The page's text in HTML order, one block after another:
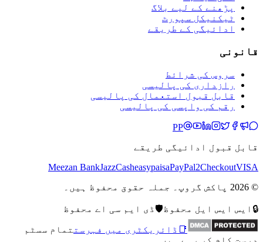
پڑھنے کے لیے بلاگ
ٹیکنیکل سپورٹ
ادائیگی کے طریقے
قانونی
سروس کی شرائط
رازداری کی پالیسی
قابل قبول استعمال کی پالیسی
رقم کی واپسی کی پالیسی
PP
قابل قبول ادائیگی طریقے
Meezan BankJazzCasheasypaisaPayPal2CheckoutVISA
© 2026 پاکش گروپ۔ جملہ حقوق محفوظ ہیں۔
🔒 ایس ایس ایل محفوظ🛡️ڈی ایم سی اے محفوظ
📑 ڈائریکٹری میں فہرست تمام سسٹم
درست کام کر رہے ہیں